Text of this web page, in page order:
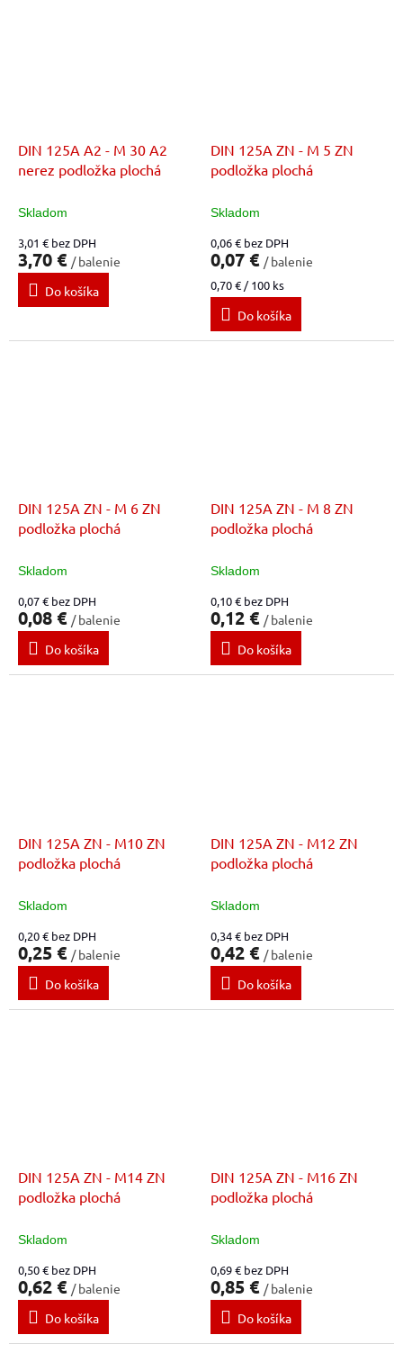
DIN 125A A2 - M 30 A2
nerez podložka plochá
Skladom
3,01 € bez DPH
3,70 € / balenie
Do košíka
DIN 125A ZN - M 5 ZN
podložka plochá
Skladom
0,06 € bez DPH
0,07 € / balenie
Jednotková
cena:
0,70 € / 100 ks
Do košíka
DIN 125A ZN - M 6 ZN
podložka plochá
Skladom
0,07 € bez DPH
0,08 € / balenie
Do košíka
DIN 125A ZN - M 8 ZN
podložka plochá
Skladom
0,10 € bez DPH
0,12 € / balenie
Do košíka
DIN 125A ZN - M10 ZN
podložka plochá
Skladom
0,20 € bez DPH
0,25 € / balenie
Do košíka
DIN 125A ZN - M12 ZN
podložka plochá
Skladom
0,34 € bez DPH
0,42 € / balenie
Do košíka
DIN 125A ZN - M14 ZN
podložka plochá
Skladom
0,50 € bez DPH
0,62 € / balenie
Do košíka
DIN 125A ZN - M16 ZN
podložka plochá
Skladom
0,69 € bez DPH
0,85 € / balenie
Do košíka